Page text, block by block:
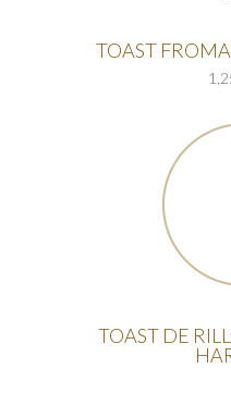
TOAST
TOAST DE